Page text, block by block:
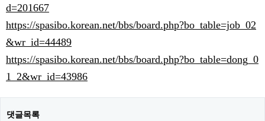
d=201667
https://spasibo.korean.net/bbs/board.php?bo_table=job_02
&wr_id=44489
https://spasibo.korean.net/bbs/board.php?bo_table=dong_0
1_2&wr_id=43986
댓글목록